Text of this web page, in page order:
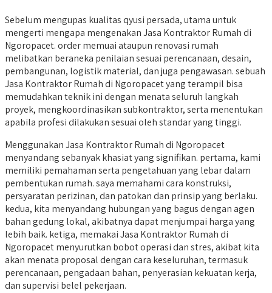
Sebelum mengupas kualitas qyusi persada, utama untuk
mengerti mengapa mengenakan Jasa Kontraktor Rumah di
Ngoropacet. order memuai ataupun renovasi rumah
melibatkan beraneka penilaian sesuai perencanaan, desain,
pembangunan, logistik material, dan juga pengawasan. sebuah
Jasa Kontraktor Rumah di Ngoropacet yang terampil bisa
memudahkan teknik ini dengan menata seluruh langkah
proyek, mengkoordinasikan subkontraktor, serta menentukan
apabila profesi dilakukan sesuai oleh standar yang tinggi.
Menggunakan Jasa Kontraktor Rumah di Ngoropacet
menyandang sebanyak khasiat yang signifikan. pertama, kami
memiliki pemahaman serta pengetahuan yang lebar dalam
pembentukan rumah. saya memahami cara konstruksi,
persyaratan perizinan, dan patokan dan prinsip yang berlaku.
kedua, kita menyandang hubungan yang bagus dengan agen
bahan gedung lokal, akibatnya dapat menjumpai harga yang
lebih baik. ketiga, memakai Jasa Kontraktor Rumah di
Ngoropacet menyurutkan bobot operasi dan stres, akibat kita
akan menata proposal dengan cara keseluruhan, termasuk
perencanaan, pengadaan bahan, penyerasian kekuatan kerja,
dan supervisi belel pekerjaan.